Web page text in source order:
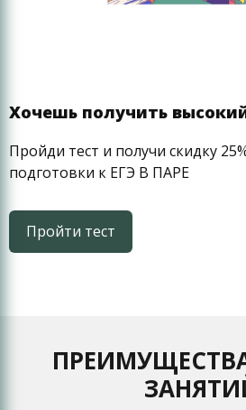
испытаний
Хочешь получить
Пройди тест и получи скидку
подготовки к ЕГЭ В ПАРЕ
Пройти тест